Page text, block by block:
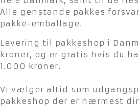
Alle genstande pakkes
pakke-emballage.
Levering til pakkeshop i
kroner, og er gratis hvis du
1.000 kroner.
Vi vælger altid som
pakkeshop der er nærmest